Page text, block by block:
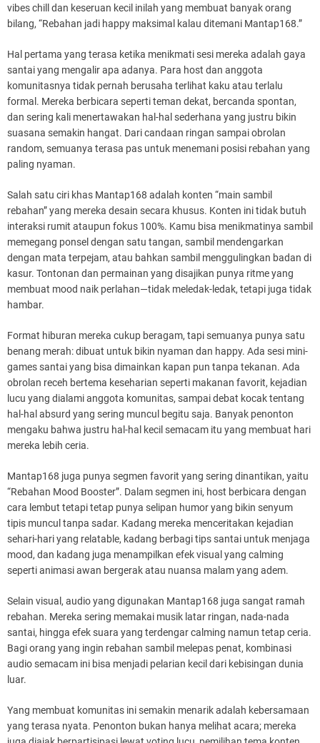
vibes chill dan keseruan kecil inilah yang membuat banyak orang
bilang, “Rebahan jadi happy maksimal kalau ditemani Mantap168.”
Hal pertama yang terasa ketika menikmati sesi mereka adalah gaya
santai yang mengalir apa adanya. Para host dan anggota
komunitasnya tidak pernah berusaha terlihat kaku atau terlalu
formal. Mereka berbicara seperti teman dekat, bercanda spontan,
dan sering kali menertawakan hal-hal sederhana yang justru bikin
suasana semakin hangat. Dari candaan ringan sampai obrolan
random, semuanya terasa pas untuk menemani posisi rebahan yang
paling nyaman.
Salah satu ciri khas Mantap168 adalah konten “main sambil
rebahan” yang mereka desain secara khusus. Konten ini tidak butuh
interaksi rumit ataupun fokus 100%. Kamu bisa menikmatinya sambil
memegang ponsel dengan satu tangan, sambil mendengarkan
dengan mata terpejam, atau bahkan sambil menggulingkan badan di
kasur. Tontonan dan permainan yang disajikan punya ritme yang
membuat mood naik perlahan—tidak meledak-ledak, tetapi juga tidak
hambar.
Format hiburan mereka cukup beragam, tapi semuanya punya satu
benang merah: dibuat untuk bikin nyaman dan happy. Ada sesi mini-
games santai yang bisa dimainkan kapan pun tanpa tekanan. Ada
obrolan receh bertema keseharian seperti makanan favorit, kejadian
lucu yang dialami anggota komunitas, sampai debat kocak tentang
hal-hal absurd yang sering muncul begitu saja. Banyak penonton
mengaku bahwa justru hal-hal kecil semacam itu yang membuat hari
mereka lebih ceria.
Mantap168 juga punya segmen favorit yang sering dinantikan, yaitu
“Rebahan Mood Booster”. Dalam segmen ini, host berbicara dengan
cara lembut tetapi tetap punya selipan humor yang bikin senyum
tipis muncul tanpa sadar. Kadang mereka menceritakan kejadian
sehari-hari yang relatable, kadang berbagi tips santai untuk menjaga
mood, dan kadang juga menampilkan efek visual yang calming
seperti animasi awan bergerak atau nuansa malam yang adem.
Selain visual, audio yang digunakan Mantap168 juga sangat ramah
rebahan. Mereka sering memakai musik latar ringan, nada-nada
santai, hingga efek suara yang terdengar calming namun tetap ceria.
Bagi orang yang ingin rebahan sambil melepas penat, kombinasi
audio semacam ini bisa menjadi pelarian kecil dari kebisingan dunia
luar.
Yang membuat komunitas ini semakin menarik adalah kebersamaan
yang terasa nyata. Penonton bukan hanya melihat acara; mereka